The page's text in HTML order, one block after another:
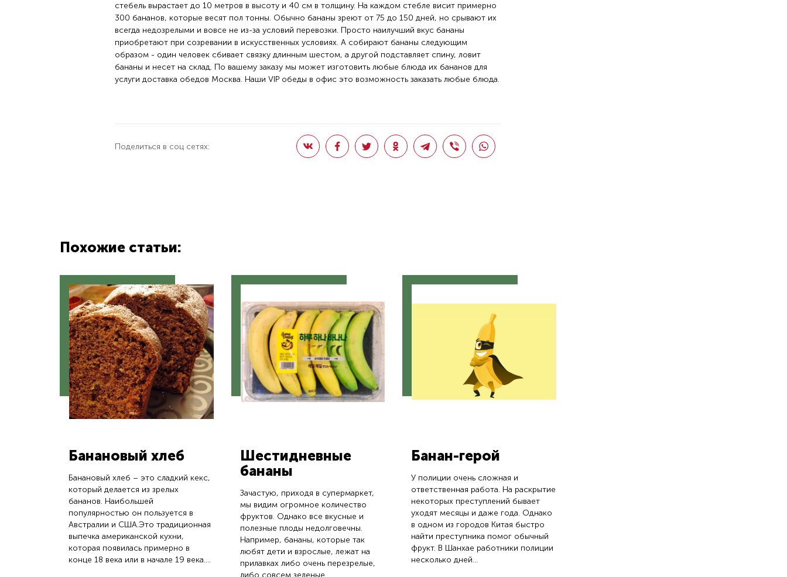
стебель вырастает до 10 метров в высоту и 40 см в толщину. На каждом стебле висит примерно
300 бананов, которые весят пол тонны. Обычно бананы зреют от 75 до 150 дней, но срывают их
всегда недозрелыми и вовсе не из-за условий перевозки. Просто наилучший вкус бананы
приобретают при созревании в искусственных условиях. А собирают бананы следующим
образом - один человек сбивает связку длинным шестом, а другой подставляет спину, ловит
бананы и несет на склад. По вашему заказу мы может изготовить любые блюда их бананов для
услуги доставка обедов Москва. Наши VIP обеды в офис это возможность заказать любые блюда.
Поделиться в соц сетях:
Похожие статьи:
Банановый хлеб
Банановый хлеб – это сладкий кекс,
который делается из зрелых
бананов. Наибольшей
популярностью он пользуется в
Австралии и США.Это традиционная
выпечка американской кухни,
которая появилась примерно в
конце 18 века или в начале 19 века....
Шестидневные
бананы
Зачастую, приходя в супермаркет,
мы видим огромное количество
фруктов. Однако все вкусные и
полезные плоды недолговечны.
Например, бананы, которые так
любят дети и взрослые, лежат на
прилавках либо очень перезрелые,
либо совсем зеленые.
Банан-герой
У полиции очень сложная и
ответственная работа. На раскрытие
некоторых преступлений бывает
уходят месяцы и даже года. Однако
в одном из городов Китая быстро
найти преступника помог обычный
фрукт. В Шанхае работники полиции
несколько дней...